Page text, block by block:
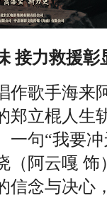
接力救援彰
作歌手海来
郑立棍人生
一句“我要
（阿云嘎
信念与决心